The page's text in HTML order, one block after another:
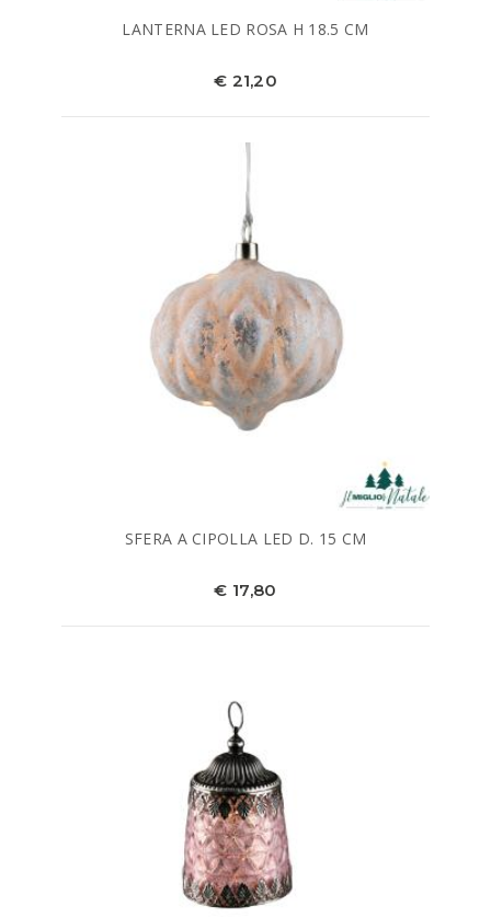
LANTERNA LED ROSA H 18.5 CM
€ 21,20
SFERA A CIPOLLA LED D. 15 CM
€ 17,80